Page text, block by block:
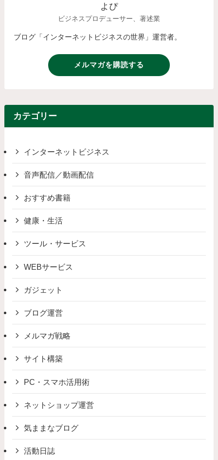
よぴ
ビジネスプロデューサー、著述業
ブログ「インターネットビジネスの世界」運営者。
メルマガを購読する
カテゴリー
インターネットビジネス
音声配信／動画配信
おすすめ書籍
健康・生活
ツール・サービス
WEBサービス
ガジェット
ブログ運営
メルマガ戦略
サイト構築
PC・スマホ活用術
ネットショップ運営
気ままなブログ
活動日誌